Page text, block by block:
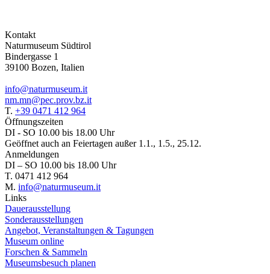
Kontakt
Naturmuseum Südtirol
Bindergasse 1
39100 Bozen, Italien
info@naturmuseum.it
nm.mn@pec.prov.bz.it
T. +39 0471 412 964
Öffnungszeiten
DI - SO 10.00 bis 18.00 Uhr
Geöffnet auch an Feiertagen außer 1.1., 1.5., 25.12.
Anmeldungen
DI – SO 10.00 bis 18.00 Uhr
T. 0471 412 964
M. info@naturmuseum.it
Links
Dauerausstellung
Sonderausstellungen
Angebot, Veranstaltungen & Tagungen
Museum online
Forschen & Sammeln
Museumsbesuch planen